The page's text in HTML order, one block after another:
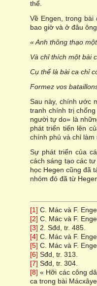
thể.
Về Engen, trong bài
bao giờ và ở đâu
« Anh thông thạo
Và chỉ thích một bài
Cụ thể là bài ca chỉ
Formez vos
Sau này, chính ước
tranh chính trị
người tự do» là
phát triển tiến lên
chính phủ và chỉ làm
Sự phát triển của
cách sáng tạo các
học Hegen cũng đã
nhóm đó đã từ
[1] C. Mác và F.
[2] C. Mác và F.
[3] 2. Sđd, tr. 485.
[4] C. Mác và F.
[5] C. Mác và F.
[6] Sđd, tr. 313.
[7] Sđd, tr. 304.
[8] « Hỡi các công
ca trong bài